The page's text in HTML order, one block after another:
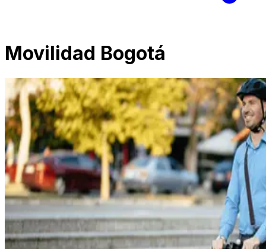
Movilidad Bogotá